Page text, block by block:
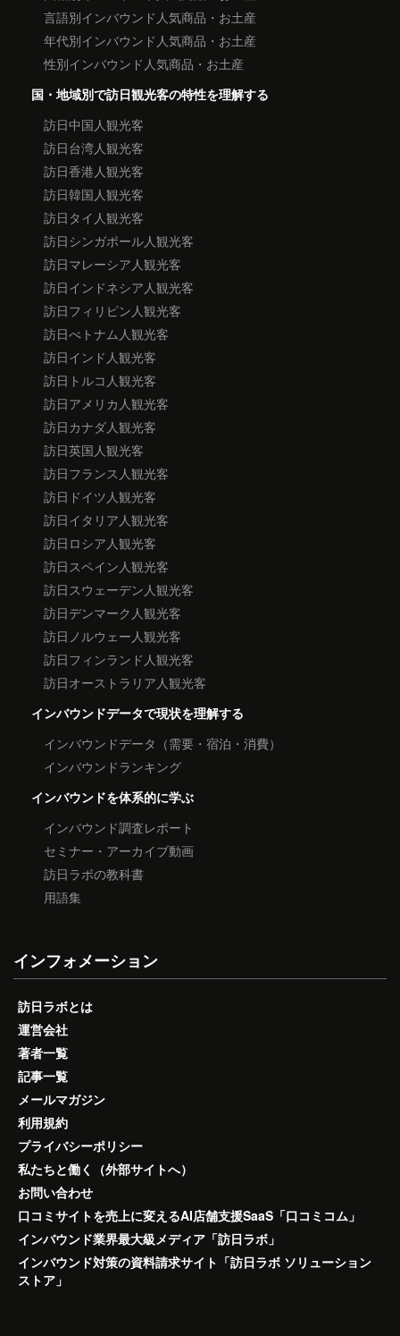
言語別インバウンド人気商品・お土産
年代別インバウンド人気商品・お土産
性別インバウンド人気商品・お土産
国・地域別で訪日観光客の特性を理解する
訪日中国人観光客
訪日台湾人観光客
訪日香港人観光客
訪日韓国人観光客
訪日タイ人観光客
訪日シンガポール人観光客
訪日マレーシア人観光客
訪日インドネシア人観光客
訪日フィリピン人観光客
訪日べトナム人観光客
訪日インド人観光客
訪日トルコ人観光客
訪日アメリカ人観光客
訪日カナダ人観光客
訪日英国人観光客
訪日フランス人観光客
訪日ドイツ人観光客
訪日イタリア人観光客
訪日ロシア人観光客
訪日スペイン人観光客
訪日スウェーデン人観光客
訪日デンマーク人観光客
訪日ノルウェー人観光客
訪日フィンランド人観光客
訪日オーストラリア人観光客
インバウンドデータで現状を理解する
インバウンドデータ（需要・宿泊・消費）
インバウンドランキング
インバウンドを体系的に学ぶ
インバウンド調査レポート
セミナー・アーカイブ動画
訪日ラボの教科書
用語集
インフォメーション
訪日ラボとは
運営会社
著者一覧
記事一覧
メールマガジン
利用規約
プライバシーポリシー
私たちと働く（外部サイトへ）
お問い合わせ
口コミサイトを売上に変えるAI店舗支援SaaS「口コミコム」
インバウンド業界最大級メディア「訪日ラボ」
インバウンド対策の資料請求サイト「訪日ラボ ソリューション
ストア」